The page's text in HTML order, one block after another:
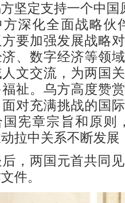
坚定支持一个中国
方深化全面战略伙
要加强发展战略
、数字经济等领
文交流，为两国
祉。乌方高度赞
对充满挑战的国
国宪章宗旨和原则
拉中关系不断发
，两国元首共同
件。